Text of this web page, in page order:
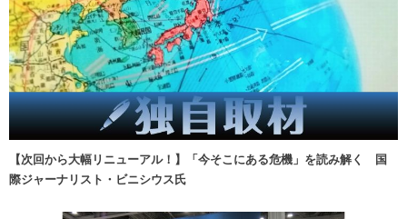
【次回から大幅リニューアル！】「今そこにある危機」を読み解く 国
際ジャーナリスト・ビニシウス氏